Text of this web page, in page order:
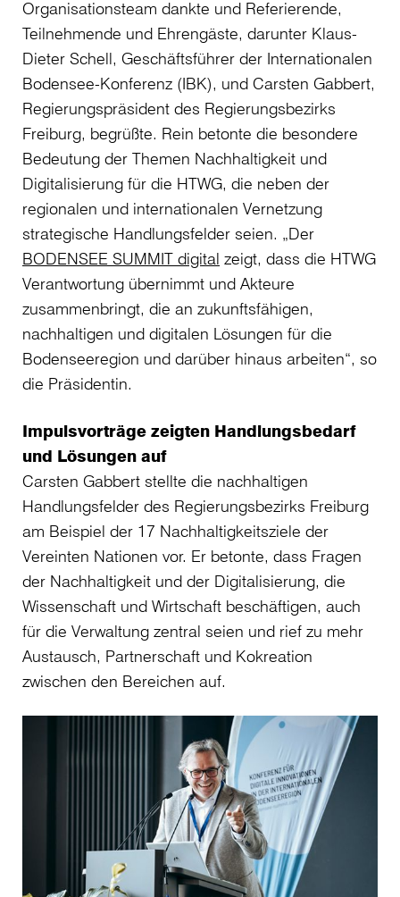
Organisationsteam dankte und Referierende,
Teilnehmende und Ehrengäste, darunter Klaus-
Dieter Schell, Geschäftsführer der Internationalen
Bodensee-Konferenz (IBK), und Carsten Gabbert,
Regierungspräsident des Regierungsbezirks
Freiburg, begrüßte. Rein betonte die besondere
Bedeutung der Themen Nachhaltigkeit und
Digitalisierung für die HTWG, die neben der
regionalen und internationalen Vernetzung
strategische Handlungsfelder seien. „Der
BODENSEE SUMMIT digital zeigt, dass die HTWG
Verantwortung übernimmt und Akteure
zusammenbringt, die an zukunftsfähigen,
nachhaltigen und digitalen Lösungen für die
Bodenseeregion und darüber hinaus arbeiten“, so
die Präsidentin.
Impulsvorträge zeigten Handlungsbedarf
und Lösungen auf
Carsten Gabbert stellte die nachhaltigen
Handlungsfelder des Regierungsbezirks Freiburg
am Beispiel der 17 Nachhaltigkeitsziele der
Vereinten Nationen vor. Er betonte, dass Fragen
der Nachhaltigkeit und der Digitalisierung, die
Wissenschaft und Wirtschaft beschäftigen, auch
für die Verwaltung zentral seien und rief zu mehr
Austausch, Partnerschaft und Kokreation
zwischen den Bereichen auf.